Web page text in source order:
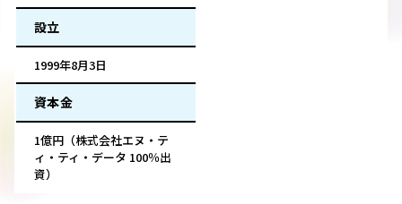
設立
1999年8月3日
資本金
1億円（株式会社エヌ・テ
ィ・ティ・データ 100％出
資）